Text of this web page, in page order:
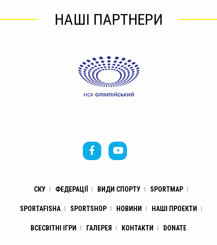
НАШІ ПАРТНЕРИ
СКУ ФЕДЕРАЦІЇ ВИДИ СПОРТУ SPORTMAP
SPORTAFISHA SPORTSHOP НОВИНИ НАШІ ПРОЕКТИ
ВСЕСВІТНІ ІГРИ ГАЛЕРЕЯ КОНТАКТИ DONATE